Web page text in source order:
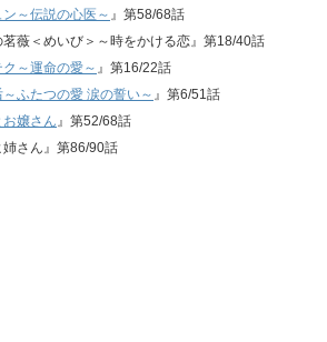
～伝説の心医～ 』第58/68話
薇＜めいび＞～時をかける恋』第18/40話
ク～運命の愛～ 』第16/22話
ふたつの愛 涙の誓い～ 』第6/51話
嬢さん』第52/68話
さん』第86/90話